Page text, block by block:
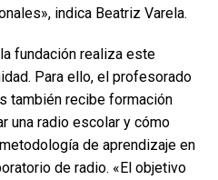
indica Beatriz Varela.
fundación realiza este
Para ello, el profesorado
también recibe formación
una radio escolar y cómo
de aprendizaje en
de radio. «El objetivo